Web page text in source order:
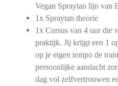
Vegan Spraytan lijn van
1x Spraytan theorie
1x Cursus van 4 uur die
praktijk. Jij krijgt een 1
op je eigen tempo de
persoonlijke aandacht
dag vol zelfvertrouwen